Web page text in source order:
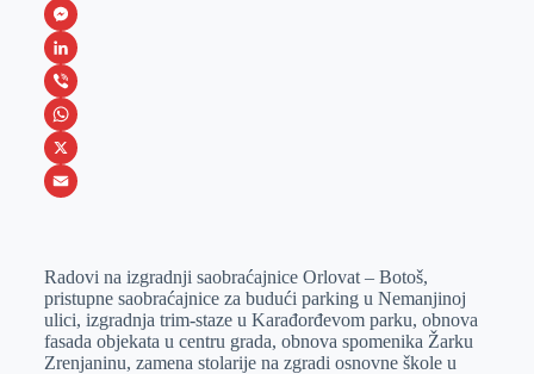
F
a
c
e
b
o
M
e
s
s
e
e
r
L
i
n
k
I
n
V
i
b
W
h
s
A
p
X
a
i
l
Radovi na izgradnji saobraćajnice Orlovat – Botoš,
pristupne saobraćajnice za budući parking u Nemanjinoj
ulici, izgradnja trim-staze u Karađorđevom parku, obnova
fasada objekata u centru grada, obnova spomenika Žarku
Zrenjaninu, zamena stolarije na zgradi osnovne škole u